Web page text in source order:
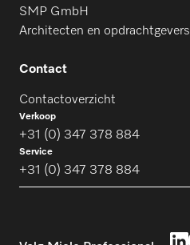
SMP GmbH
Architecten en opdrachtgevers
Contact
Contactoverzicht
Verkoop
+31 (0) 347 378 884
Service
+31 (0) 347 378 884